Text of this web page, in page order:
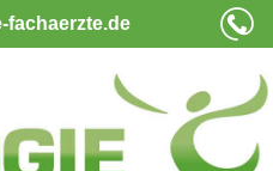
fachaerzte.de